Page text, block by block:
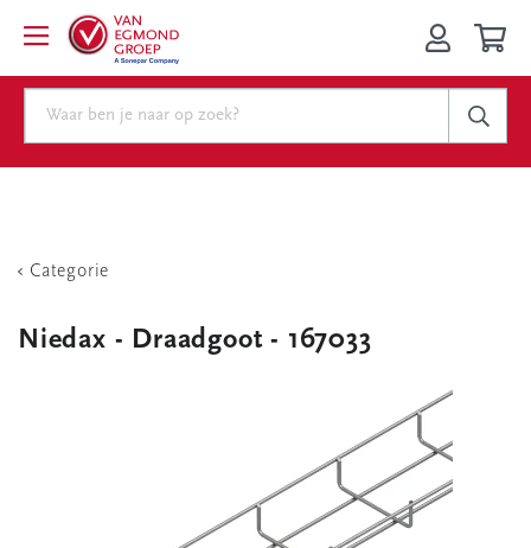
Categorie
Niedax - Draadgoot - 167033